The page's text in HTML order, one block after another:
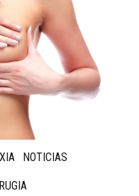
NOTICIAS